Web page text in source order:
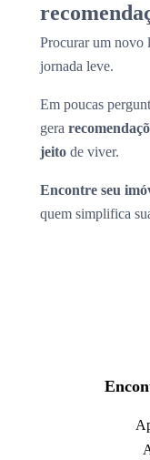
Procurar um novo
jornada leve.
Em poucas
gera
jeito de viver.
Encontre seu
quem simplifica